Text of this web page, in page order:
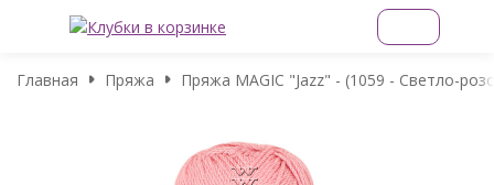
Главная Пряжа Пряжа MAGIC "Jazz" - (1059 - Светло-